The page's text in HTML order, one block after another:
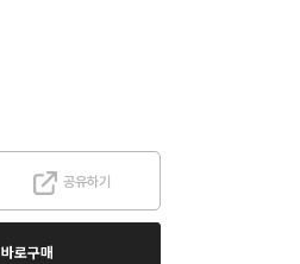
공유하기
바로구매